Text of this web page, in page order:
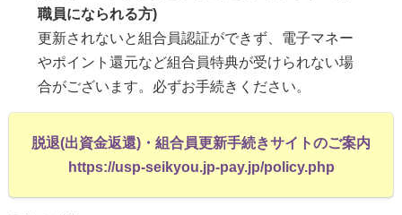
職員になられる方)
更新されないと組合員認証ができず、電子マネー
やポイント還元など組合員特典が受けられない場
合がございます。必ずお手続きください。
脱退(出資金返還)・組合員更新手続きサイトのご案内
https://usp-seikyou.jp-pay.jp/policy.php